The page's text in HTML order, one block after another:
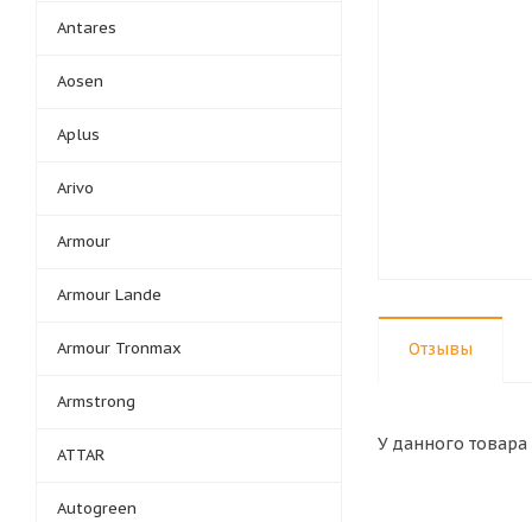
Отзывы
У данного товара
Antares
Aosen
Aplus
Arivo
Armour
Armour Lande
Armour Tronmax
Armstrong
ATTAR
Autogreen